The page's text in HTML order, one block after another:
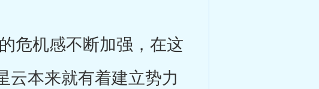
机感不断加强，在这
云本来就有着建立势力